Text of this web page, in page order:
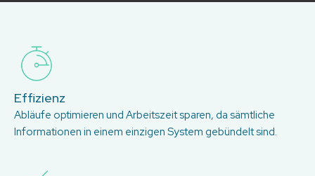
Effizienz
Abläufe optimieren und Arbeitszeit sparen, da sämtliche
Informationen in einem einzigen System gebündelt sind.